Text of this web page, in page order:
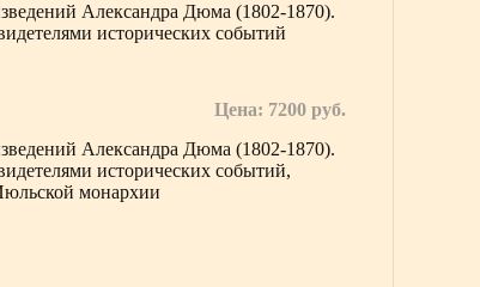
Александра Дюма (1802-1870).
исторических событий
Цена: 7200 руб.
Александра Дюма (1802-1870).
исторических событий,
монархии